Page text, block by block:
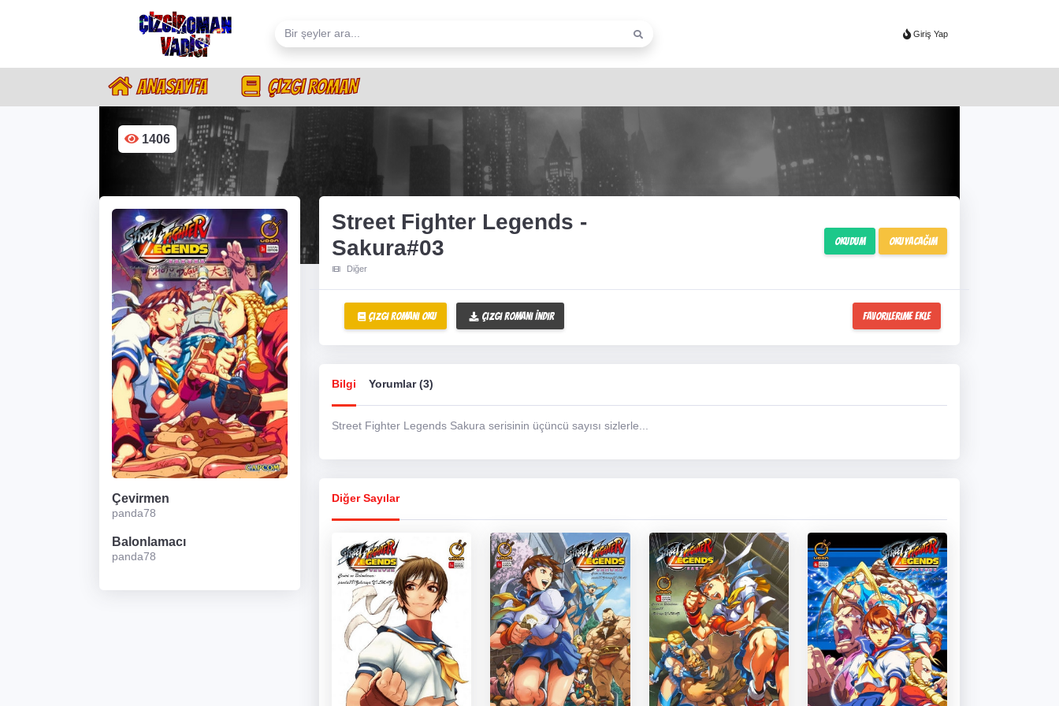
Giriş Yap
ANASAYFA ÇIZGI ROMAN
1406
Çevirmen
panda78
Balonlamacı
panda78
Street Fighter Legends -
Sakura#03
Diğer
Okudum Okuyacağım
Çizgi Romanı Oku Çizgi Romanı İndir Favorilerime Ekle
Bilgi Yorumlar (3)
Street Fighter Legends Sakura serisinin üçüncü sayısı sizlerle...
Diğer Sayılar